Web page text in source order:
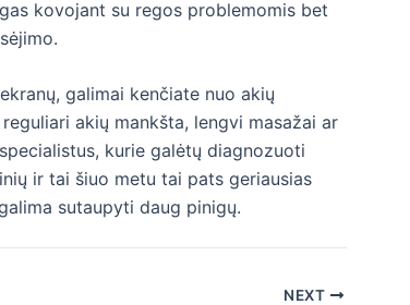
kovojant su regos problemomis bet
galimai kenčiate nuo akių
akių mankšta, lengvi masažai ar
kurie galėtų diagnozuoti
ir tai šiuo metu tai pats geriausias
sutaupyti daug pinigų.
NEXT